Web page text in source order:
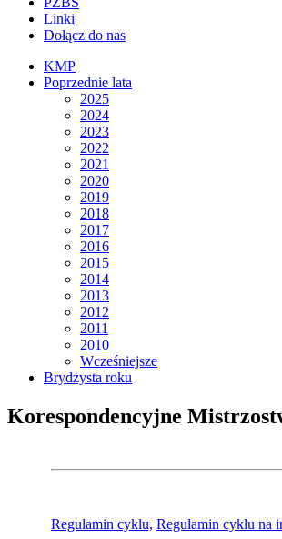
Linki
Dołącz do nas
KMP
Poprzednie lata
2025
2024
2023
2022
2021
2020
2019
2018
2017
2016
2015
2014
2013
2012
2011
2010
Wcześniejsze
Brydżysta roku
Korespondencyjne
Regulamin cyklu, Regulamin cyklu na